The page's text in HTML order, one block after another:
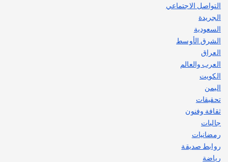
التواصل الاجتماعي
الجريدة
السعودية
الشرق الأوسط
العراق
العرب والعالم
الكويت
اليمن
تحقيقات
ثقافة وفنون
جاليات
رمضانيات
روابط صديقة
رياضة